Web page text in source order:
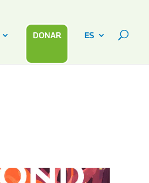
DONAR ES